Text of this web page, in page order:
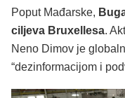
Poput Mađarske,
ciljeva Bruxellesa.
Neno Dimov je
“dezinformacijom i